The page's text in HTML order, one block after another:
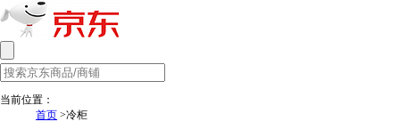
当前位置：
首页 >冷柜